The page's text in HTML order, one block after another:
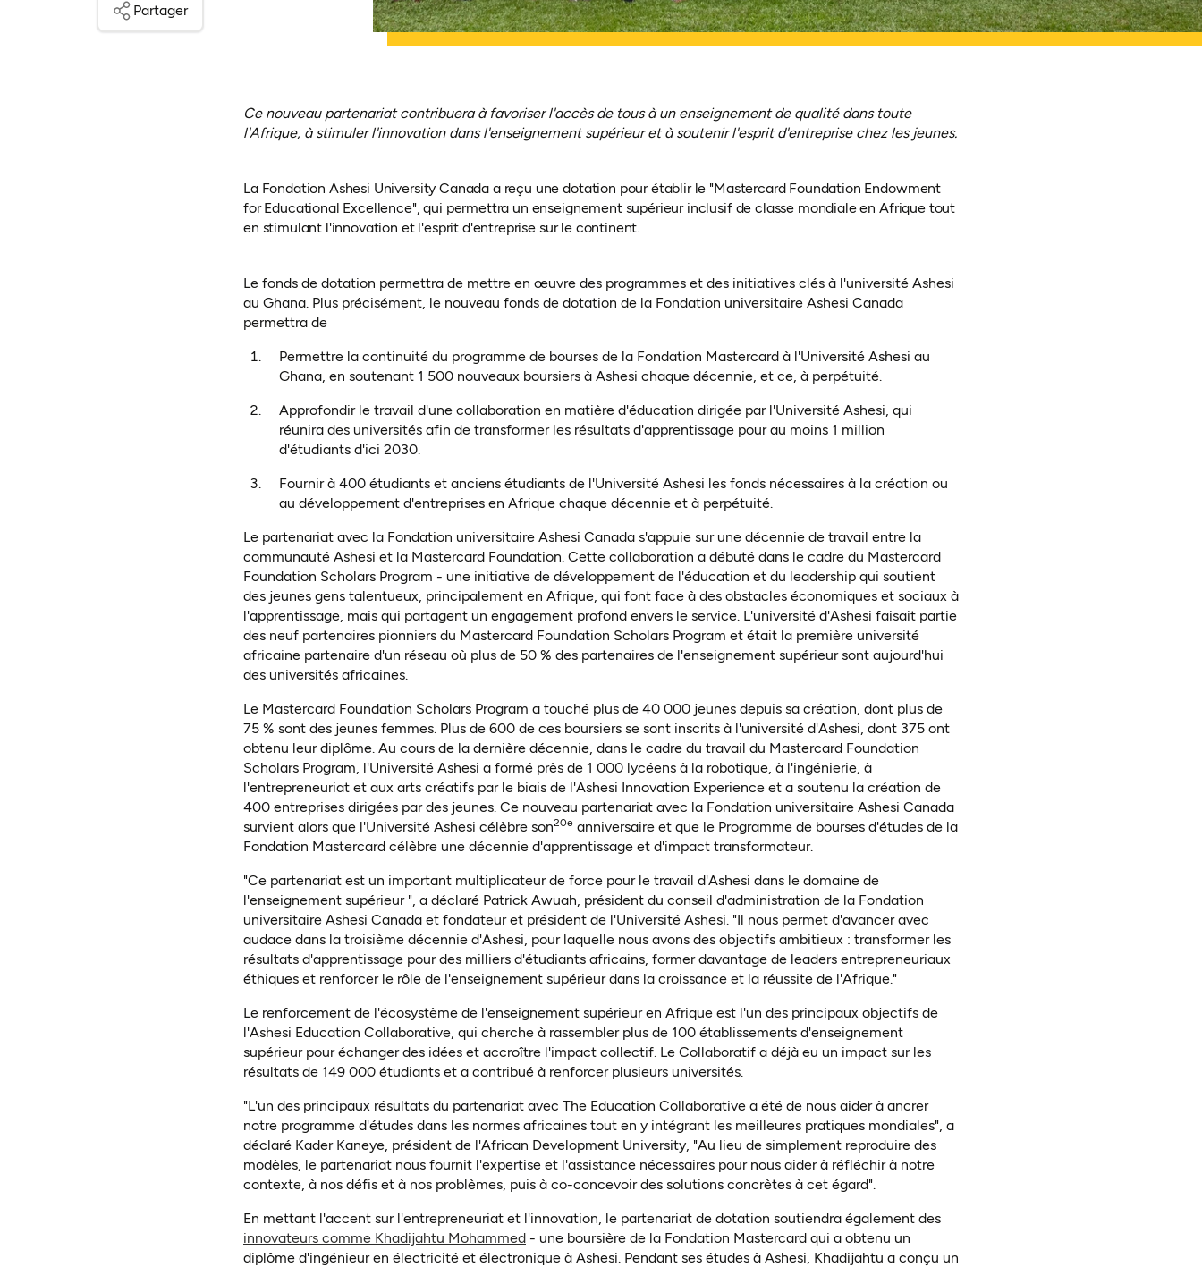
Partager
Ce nouveau partenariat contribuera à favoriser l'accès de tous à un enseignement de qualité dans toute
l'Afrique, à stimuler l'innovation dans l'enseignement supérieur et à soutenir l'esprit d'entreprise chez les jeunes.
La Fondation Ashesi University Canada a reçu une dotation pour établir le "Mastercard Foundation Endowment
for Educational Excellence", qui permettra un enseignement supérieur inclusif de classe mondiale en Afrique tout
en stimulant l'innovation et l'esprit d'entreprise sur le continent.
Le fonds de dotation permettra de mettre en œuvre des programmes et des initiatives clés à l'université Ashesi
au Ghana. Plus précisément, le nouveau fonds de dotation de la Fondation universitaire Ashesi Canada
permettra de
Permettre la continuité du programme de bourses de la Fondation Mastercard à l'Université Ashesi au
Ghana, en soutenant 1 500 nouveaux boursiers à Ashesi chaque décennie, et ce, à perpétuité.
Approfondir le travail d'une collaboration en matière d'éducation dirigée par l'Université Ashesi, qui
réunira des universités afin de transformer les résultats d'apprentissage pour au moins 1 million
d'étudiants d'ici 2030.
Fournir à 400 étudiants et anciens étudiants de l'Université Ashesi les fonds nécessaires à la création ou
au développement d'entreprises en Afrique chaque décennie et à perpétuité.
Le partenariat avec la Fondation universitaire Ashesi Canada s'appuie sur une décennie de travail entre la
communauté Ashesi et la Mastercard Foundation. Cette collaboration a débuté dans le cadre du Mastercard
Foundation Scholars Program - une initiative de développement de l'éducation et du leadership qui soutient
des jeunes gens talentueux, principalement en Afrique, qui font face à des obstacles économiques et sociaux à
l'apprentissage, mais qui partagent un engagement profond envers le service. L'université d'Ashesi faisait partie
des neuf partenaires pionniers du Mastercard Foundation Scholars Program et était la première université
africaine partenaire d'un réseau où plus de 50 % des partenaires de l'enseignement supérieur sont aujourd'hui
des universités africaines.
Le Mastercard Foundation Scholars Program a touché plus de 40 000 jeunes depuis sa création, dont plus de
75 % sont des jeunes femmes. Plus de 600 de ces boursiers se sont inscrits à l'université d'Ashesi, dont 375 ont
obtenu leur diplôme. Au cours de la dernière décennie, dans le cadre du travail du Mastercard Foundation
Scholars Program, l'Université Ashesi a formé près de 1 000 lycéens à la robotique, à l'ingénierie, à
l'entrepreneuriat et aux arts créatifs par le biais de l'Ashesi Innovation Experience et a soutenu la création de
400 entreprises dirigées par des jeunes. Ce nouveau partenariat avec la Fondation universitaire Ashesi Canada
survient alors que l'Université Ashesi célèbre son20e anniversaire et que le Programme de bourses d'études de la
Fondation Mastercard célèbre une décennie d'apprentissage et d'impact transformateur.
"Ce partenariat est un important multiplicateur de force pour le travail d'Ashesi dans le domaine de
l'enseignement supérieur ", a déclaré Patrick Awuah, président du conseil d'administration de la Fondation
universitaire Ashesi Canada et fondateur et président de l'Université Ashesi. "Il nous permet d'avancer avec
audace dans la troisième décennie d'Ashesi, pour laquelle nous avons des objectifs ambitieux : transformer les
résultats d'apprentissage pour des milliers d'étudiants africains, former davantage de leaders entrepreneuriaux
éthiques et renforcer le rôle de l'enseignement supérieur dans la croissance et la réussite de l'Afrique."
Le renforcement de l'écosystème de l'enseignement supérieur en Afrique est l'un des principaux objectifs de
l'Ashesi Education Collaborative, qui cherche à rassembler plus de 100 établissements d'enseignement
supérieur pour échanger des idées et accroître l'impact collectif. Le Collaboratif a déjà eu un impact sur les
résultats de 149 000 étudiants et a contribué à renforcer plusieurs universités.
"L'un des principaux résultats du partenariat avec The Education Collaborative a été de nous aider à ancrer
notre programme d'études dans les normes africaines tout en y intégrant les meilleures pratiques mondiales", a
déclaré Kader Kaneye, président de l'African Development University, "Au lieu de simplement reproduire des
modèles, le partenariat nous fournit l'expertise et l'assistance nécessaires pour nous aider à réfléchir à notre
contexte, à nos défis et à nos problèmes, puis à co-concevoir des solutions concrètes à cet égard".
En mettant l'accent sur l'entrepreneuriat et l'innovation, le partenariat de dotation soutiendra également des
innovateurs comme Khadijahtu Mohammed(ouvre dans un nouvel onglet)
- une boursière de la Fondation Mastercard qui a obtenu un
diplôme d'ingénieur en électricité et électronique à Ashesi. Pendant ses études à Ashesi, Khadijahtu a conçu un